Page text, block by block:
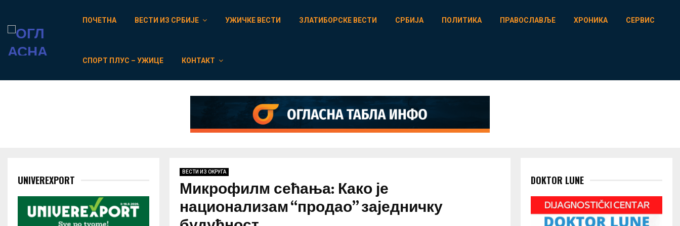
ПОЧЕТНА ВЕСТИ ИЗ СРБИЈЕ УЖИЧКЕ ВЕСТИ ЗЛАТИБОРСКЕ ВЕСТИ СРБИЈА ПОЛИТИКА ПРАВОСЛАВЉЕ ХРОНИКА СЕРВИС
СПОРТ ПЛУС – УЖИЦЕ КОНТАКТ
ВЕСТИ ИЗ ОКРУГА
Микрофилм сећања: Како је
национализам “продао” заједничку
UNIVEREXPORT DOKTOR LUNE